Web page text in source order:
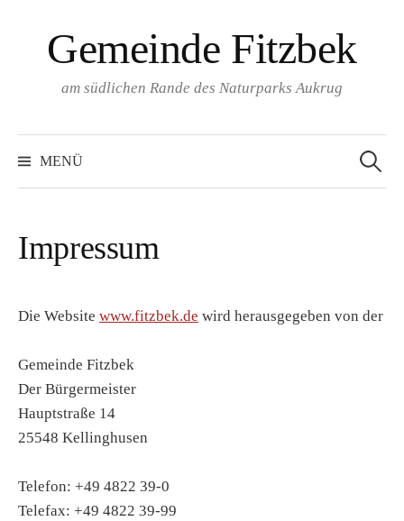
InhaltGemeinde Fitzbek
am südlichen Rande des Naturparks Aukrug
MENÜ
nach:
Impressum
Die Website www.fitzbek.de wird herausgegeben von der
Gemeinde Fitzbek
Der Bürgermeister
Hauptstraße 14
25548 Kellinghusen
Telefon: +49 4822 39-0
Telefax: +49 4822 39-99